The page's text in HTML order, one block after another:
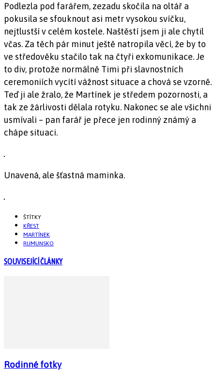
Podlezla pod farářem, zezadu skočila na oltář a
pokusila se sfouknout asi metr vysokou svíčku,
nejtlustší v celém kostele. Naštěstí jsem ji ale chytil
včas. Za těch pár minut ještě natropila věcí, že by to
ve středověku stačilo tak na čtyři exkomunikace. Je
to div, protože normálně Timi při slavnostních
ceremoniích vycítí vážnost situace a chová se vzorně.
Teď ji ale žralo, že Martínek je středem pozornosti, a
tak ze žárlivosti dělala rotyku. Nakonec se ale všichni
usmívali – pan farář je přece jen rodinný známý a
chápe situaci.
Unavená, ale šťastná maminka.
ŠTÍTKY
KŘEST
MARTÍNEK
RUMUNSKO
SOUVISEJÍCÍ ČLÁNKY
Rodinné fotky